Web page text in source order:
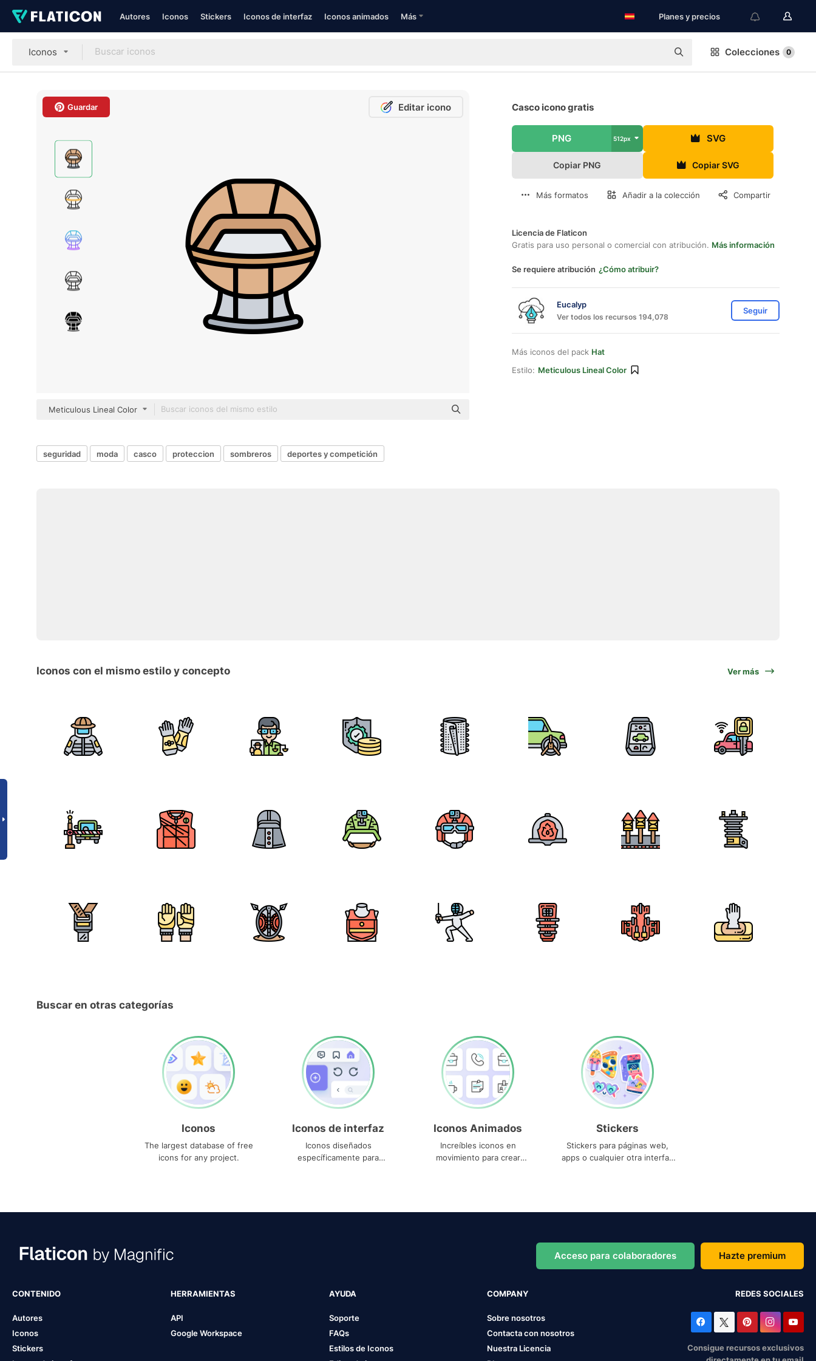
Autores Iconos Stickers Iconos de interfaz Iconos animados Más Planes y precios
Iconos Colecciones 0
Guardar Editar icono
Meticulous Lineal Color
Casco icono gratis
PNG 512px SVG
Copiar PNG Copiar SVG
Más formatos Añadir a la colección Compartir
Licencia de Flaticon
Gratis para uso personal o comercial con atribución. Más información
Se requiere atribución ¿Cómo atribuir?
Eucalyp
Ver todos los recursos 194,078
Seguir
Más iconos del pack Hat
Estilo: Meticulous Lineal Color
seguridad moda casco proteccion sombreros deportes y competición
Iconos con el mismo estilo y concepto Ver más
Buscar en otras categorías
Iconos
The largest database of free
icons for any project.
Iconos de interfaz
Iconos diseñados
específicamente para
Iconos Animados
Increíbles iconos en
movimiento para crear
Stickers
Stickers para páginas web,
apps o cualquier otra interfaz
Acceso para colaboradores Hazte premium
CONTENIDO
Autores
Iconos
Stickers
HERRAMIENTAS
API
Google Workspace
AYUDA
Soporte
FAQs
Estilos de Iconos
COMPANY
Sobre nosotros
Contacta con nosotros
Nuestra Licencia
REDES SOCIALES
Consigue recursos exclusivos